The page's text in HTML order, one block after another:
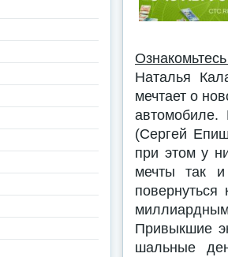
Наталья
мечтает о
автомобиле.
(Сергей
при этом у
мечты так
Привыкшие
шальные